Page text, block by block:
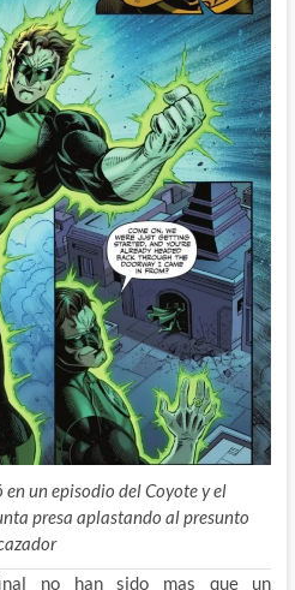
un episodio del Coyote y el
presa aplastando al presunto
no han sido mas que un